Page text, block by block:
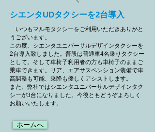
シエンタUDタクシーを2台導入
いつもマルモタクシーをご利用いただきありがと
うございます。
この度、シエンタユニバーサルデザインタクシーを
2台導入致しました。普段は普通車4名乗りタクシー
として。そして車椅子利用者の方も車椅子のままご
乗車できます。リア、エアサスペンション装備で車
高調整も可能、乗降も優しくアシストします。
また、弊社ではシエンタユニバーサルデザインタク
シーが3台になりました。今後ともどうぞよろしく
お願いいたします。
ホームへ